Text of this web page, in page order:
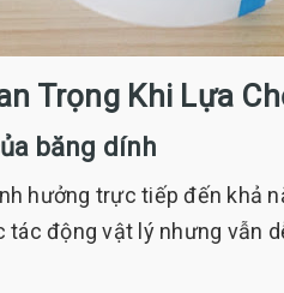
Trọng Khi Lựa
băng dính
hưởng trực tiếp đến khả
động vật lý nhưng vẫn